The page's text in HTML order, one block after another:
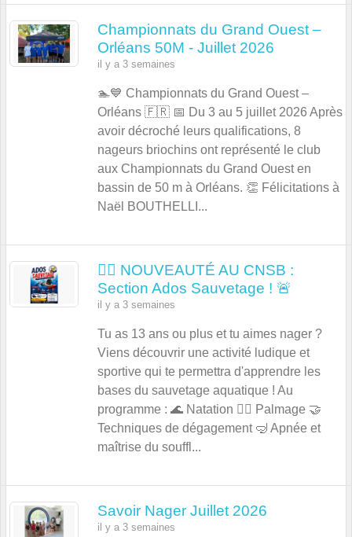
Championnats du Grand Ouest –
Orléans 50M - Juillet 2026
il y a 3 semaines
🏊💙 Championnats du Grand Ouest –
Orléans 🇫🇷 📅 Du 3 au 5 juillet 2026 Après
avoir décroché leurs qualifications, 8
nageurs briochins ont représenté le club
aux Championnats du Grand Ouest en
bassin de 50 m à Orléans. 👏 Félicitations à
Naël BOUTHELLI...
🏊‍♂️ NOUVEAUTÉ AU CNSB :
Section Ados Sauvetage ! 🚨
il y a 3 semaines
Tu as 13 ans ou plus et tu aimes nager ?
Viens découvrir une activité ludique et
sportive qui te permettra d'apprendre les
bases du sauvetage aquatique ! Au
programme : 🌊 Natation 🏊‍♂️ Palmage 🤝
Techniques de dégagement 🤿 Apnée et
maîtrise du souffl...
Savoir Nager Juillet 2026
il y a 3 semaines